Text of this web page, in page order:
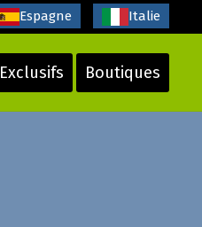
Exclusifs Boutiques
Espagne Italie